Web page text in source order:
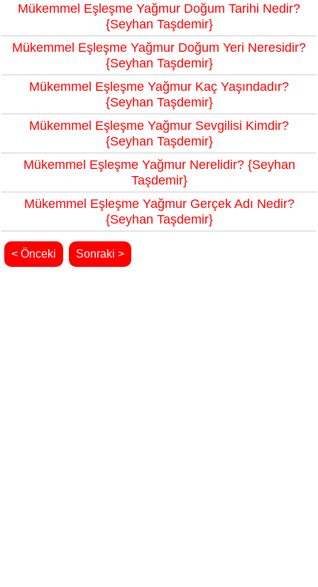
Mükemmel Eşleşme Yağmur Doğum Tarihi Nedir?
{Seyhan Taşdemir}
Mükemmel Eşleşme Yağmur Doğum Yeri Neresidir?
{Seyhan Taşdemir}
Mükemmel Eşleşme Yağmur Kaç Yaşındadır?
{Seyhan Taşdemir}
Mükemmel Eşleşme Yağmur Sevgilisi Kimdir?
{Seyhan Taşdemir}
Mükemmel Eşleşme Yağmur Nerelidir? {Seyhan
Taşdemir}
Mükemmel Eşleşme Yağmur Gerçek Adı Nedir?
{Seyhan Taşdemir}
< Önceki Sonraki >